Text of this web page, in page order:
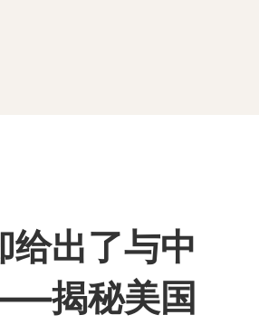
给出了与中
揭秘美国